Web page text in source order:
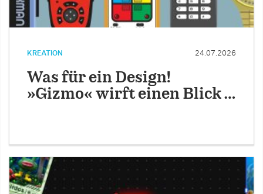
KREATION 24.07.2026
Was für ein Design!
»Gizmo« wirft einen Blick …